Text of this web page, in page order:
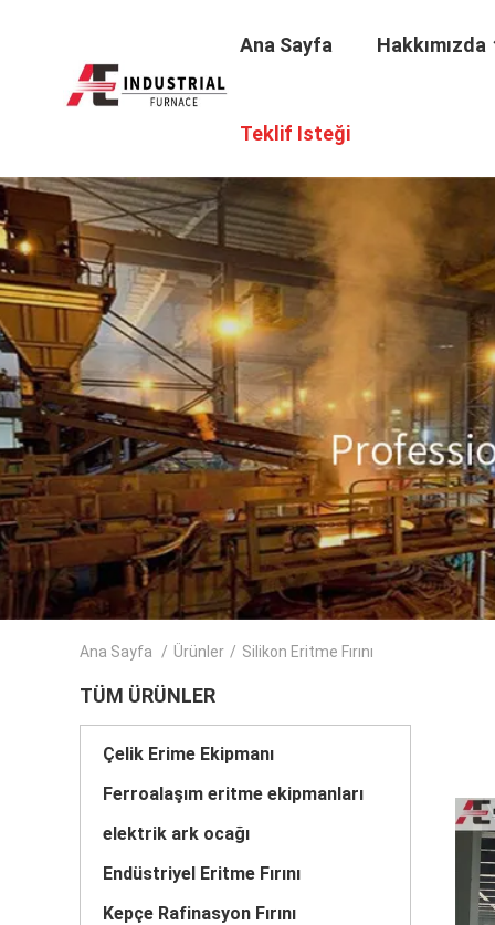
Ana Sayfa Hakkımızda
Teklif Isteği
Ana Sayfa / Ürünler / Silikon Eritme Fırını
TÜM ÜRÜNLER
Çelik Erime Ekipmanı
Ferroalaşım eritme ekipmanları
elektrik ark ocağı
Endüstriyel Eritme Fırını
Kepçe Rafinasyon Fırını